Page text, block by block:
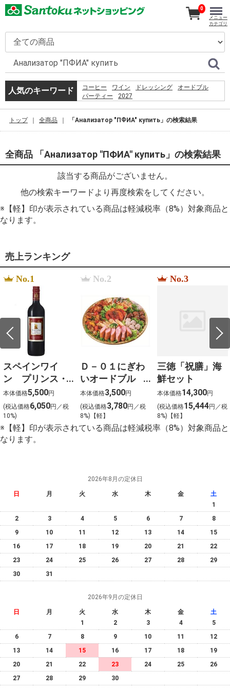
人気のキーワード コーヒー ワイン ドレッシング
オードブル
パーティー
2027
%D0%BC%D0%BE%D0%B7%D0%B3%D0%B0%3a
%D0%B2
%E2%80%93 %D0%9C.%2c 1994. %E2%80%93
%E7%A6%8F%E5%B2%A1
%EC%9D%B4%EB%A7%88%ED%8A%B8%EC%95%B1
%EB%8F%99%EC%9D%98
corcho
%E5%BA%83%E7%95%91
%E3%83%A9%E3%83%B3%E3%83%81
le prix %C3%A0 payer streaming vf
%D8%B3%D8%B9%D8%B1
%D9%83%D8%A7%D9%85%D9%8A%D8%B1%D8%A9
%D9%85%D8%B1%D8%A7%D9%82%D8%A8%D8%A9
%D8%AF%D9%8A %D9%81%D9%8A
%D8%A7%D8%B1
%EC%BF%A0%ED%8C%A1%EC%9C%99
%EC%9E%85%EC%A0%90
%EC%8A%B9%EC%9D%B8
%EA%B8%B0%EA%B0%84
%D0%92%D0%A2%D0%A3%D0%9B%D0%9A%D0%90
%D0%97%D0%90%D0%94%D0%9D%D0%95%D0%99
0
メニュー
カテゴリ
トップ 全商品 「Анализатор "ПФИА" купить」の検索結果
全商品 「Анализатор "ПФИА" купить」の検索結果
該当する商品がございません。
他の検索キーワードより再度検索をしてください。
※【軽】印が表示されている商品は軽減税率（8%）対象商品と
なります。
売上ランキング
No.1
スペインワイ
ン プリンス・
デ・バオ
（赤）
750ml×12本
本体価格5,500円
(税込価格6,050円／税
10%)
No.2
Ｄ－０１にぎわ
いオードブル
（約４～５名様
向け） 大
本体価格3,500円
(税込価格3,780円／税
8%)【軽】
No.3
三徳「祝膳」海
鮮セット
本体価格14,300円
(税込価格15,444円／税
8%)【軽】
※【軽】印が表示されている商品は軽減税率（8%）対象商品と
なります。
2026年8月の定休日
日 月 火 水 木 金
土
1
2
3 4 5 6 7
8
9
10 11 12 13 14
15
16
17 18 19 20 21
22
23
24 25 26 27 28
29
30
31
2026年9月の定休日
日 月 火 水 木 金
土
1
2 3 4
5
6
7 8 9 10 11
12
13
14 15 16 17 18
19
20
21 22 23 24 25
26
27
28 29 30